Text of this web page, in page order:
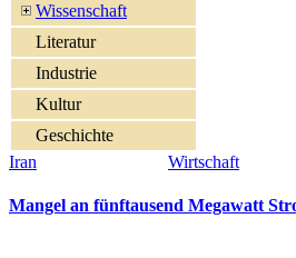
Wissenschaft
Literatur
Industrie
Kultur
Geschichte
Iran
Wirtschaft
Mangel an fünftausend Megawatt